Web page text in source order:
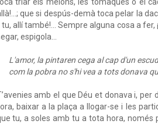
que si despús-demà toca pelar la
tu, allí també!... Sempre alguna cosa a
espigola...
L'amor, la pintaren cega al cap d'un
com la pobra no s'hi vea a tots donava
amb el que Déu et donava i,
baixar a la plaça a llogar-se i les
tu, a soles amb tu a tota hora, només